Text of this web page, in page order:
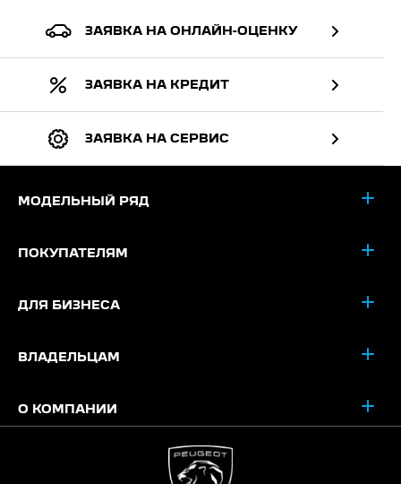
ЗАЯВКА НА ОНЛАЙН-ОЦЕНКУ
ЗАЯВКА НА КРЕДИТ
ЗАЯВКА НА СЕРВИС
МОДЕЛЬНЫЙ РЯД
ПОКУПАТЕЛЯМ
ДЛЯ БИЗНЕСА
ВЛАДЕЛЬЦАМ
О КОМПАНИИ